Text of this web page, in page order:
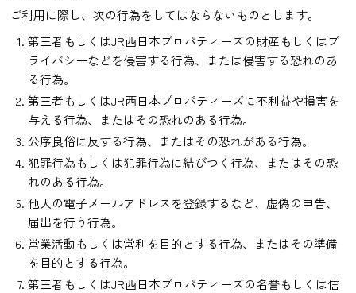
ご利用に際し、次の行為をしてはならないものとします。
第三者もしくはJR西日本プロパティーズの財産もしくはプ
ライバシーなどを侵害する行為、または侵害する恐れのあ
る行為。
第三者もしくはJR西日本プロパティーズに不利益や損害を
与える行為、またはその恐れのある行為。
公序良俗に反する行為、またはその恐れがある行為。
犯罪行為もしくは犯罪行為に結びつく行為、またはその恐
れのある行為。
他人の電子メールアドレスを登録するなど、虚偽の申告、
届出を行う行為。
営業活動もしくは営利を目的とする行為、またはその準備
を目的とする行為。
第三者もしくはJR西日本プロパティーズの名誉もしくは信